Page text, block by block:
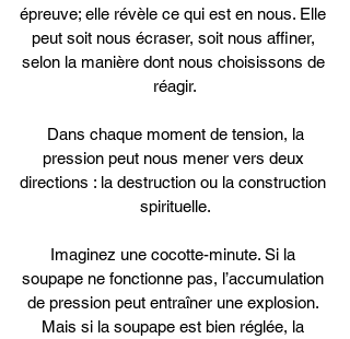
épreuve; elle révèle ce qui est en nous. Elle
peut soit nous écraser, soit nous affiner,
selon la manière dont nous choisissons de
réagir.
pression peut nous mener vers deux
directions : la destruction ou la construction
spirituelle.
Imaginez une cocotte-minute. Si la
soupape ne fonctionne pas, l’accumulation
de pression peut entraîner une explosion.
Mais si la soupape est bien réglée, la